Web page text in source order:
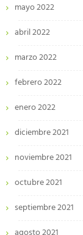
mayo 2022
abril 2022
marzo 2022
febrero 2022
enero 2022
diciembre 2021
noviembre 2021
octubre 2021
septiembre 2021